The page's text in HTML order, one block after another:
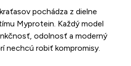
pochádza z dielne
Myprotein. Každý model
odolnosť a moderný
nechcú robiť kompromisy.